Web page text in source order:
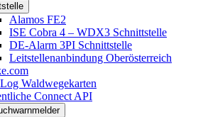
Alamos FE2
ISE Cobra 4 – WDX3 Schnittstelle
DE-Alarm 3PI Schnittstelle
Leitstellenanbindung Oberösterreich
Waldwegekarten
Connect API